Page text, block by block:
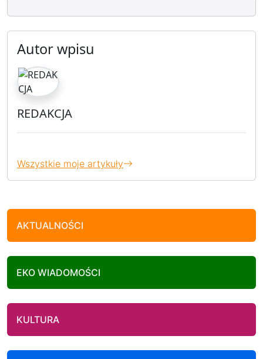
Autor wpisu
REDAKCJA
Wszystkie moje artykuły
AKTUALNOŚCI
EKO WIADOMOŚCI
KULTURA